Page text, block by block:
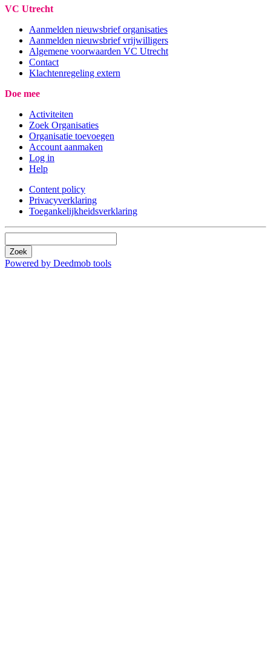
VC Utrecht
Aanmelden nieuwsbrief organisaties
Aanmelden nieuwsbrief vrijwilligers
Algemene voorwaarden VC Utrecht
Contact
Klachtenregeling extern
Doe mee
Activiteiten
Zoek Organisaties
Organisatie toevoegen
Account aanmaken
Log in
Help
Content policy
Privacyverklaring
Toegankelijkheidsverklaring
Zoek
Powered by Deedmob tools